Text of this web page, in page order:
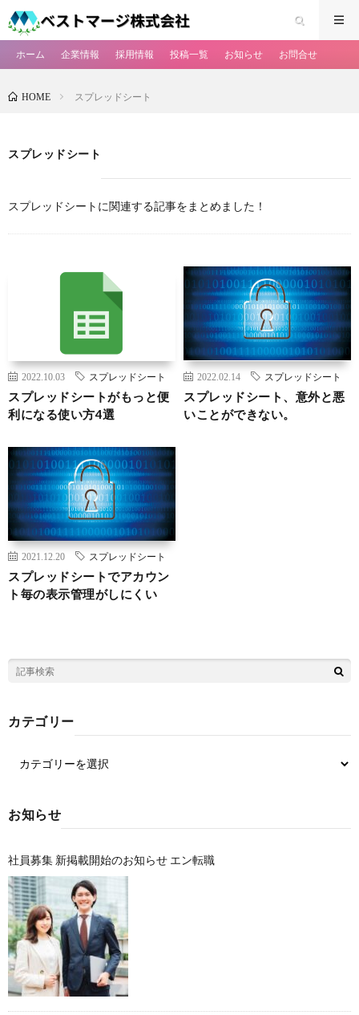
ホーム 企業情報 採用情報 投稿一覧 お知らせ お問合せ
HOME スプレッドシート
スプレッドシート
スプレッドシートに関連する記事をまとめました！
2022.10.03 スプレッドシート
スプレッドシートがもっと便
利になる使い方4選
2022.02.14 スプレッドシート
スプレッドシート、意外と悪
いことができない。
2021.12.20 スプレッドシート
スプレッドシートでアカウン
ト毎の表示管理がしにくい
カテゴリー
お知らせ
社員募集 新掲載開始のお知らせ エン転職